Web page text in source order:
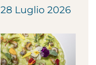
28 Luglio 2026